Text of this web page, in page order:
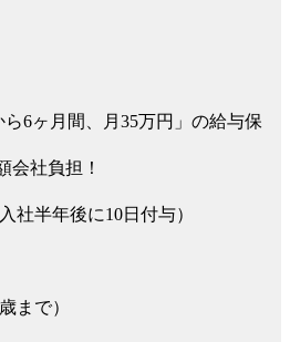
6ヶ月間、月35万円」の給与保
会社負担！
社半年後に10日付与）
まで）